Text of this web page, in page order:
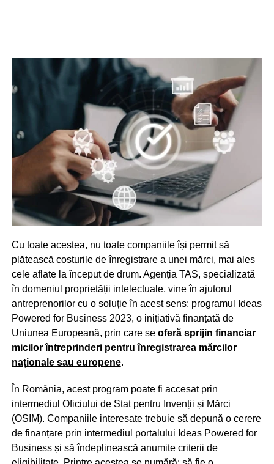
Cu toate acestea, nu toate companiile își permit să
plătească costurile de înregistrare a unei mărci, mai ales
cele aflate la început de drum. Agenția TAS, specializată
în domeniul proprietății intelectuale, vine în ajutorul
antreprenorilor cu o soluție în acest sens: programul Ideas
Powered for Business 2023, o inițiativă finanțată de
Uniunea Europeană, prin care se oferă sprijin financiar
micilor întreprinderi pentruînregistrarea mărcilor
naționale sau europene.
În România, acest program poate fi accesat prin
intermediul Oficiului de Stat pentru Invenții și Mărci
(OSIM). Companiile interesate trebuie să depună o cerere
de finanțare prin intermediul portalului Ideas Powered for
Business și să îndeplinească anumite criterii de